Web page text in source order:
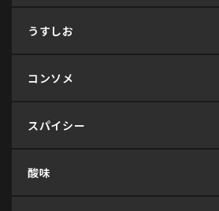
うすしお
コンソメ
スパイシー
酸味